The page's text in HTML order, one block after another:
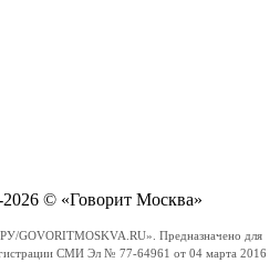
© «Говорит Москва»
GOVORITMOSKVA.RU». Предназначено для
СМИ Эл № 77-64961 от 04 марта 2016